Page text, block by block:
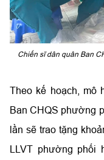
Chiến sĩ dân quân Ban
Theo kế hoạch, mô
Ban CHQS phường
lần sẽ trao tặng
LLVT phường phối